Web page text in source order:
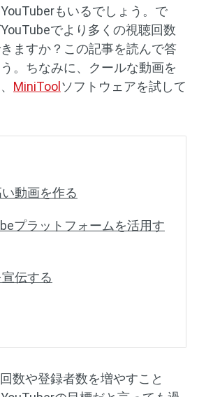
もいるでしょう。で
でより多くの視聴回数
ますか？この記事を読んで答
。ちなみに、クールな動画を
MiniTool ソフトウェアを試して
動画を作る
プラットフォームを活用す
伝する
数や登録者数を増やすこと